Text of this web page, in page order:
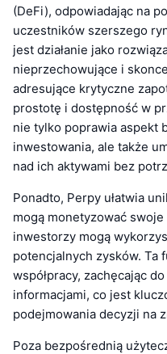
(DeFi), odpowiadając na
uczestników szerszego
jest działanie jako
nieprzechowujące i
adresujące krytyczne
prostotę i dostępność w
nie tylko poprawia aspekt
inwestowania, ale także
nad ich aktywami bez
Ponadto, Perpy ułatwia
mogą monetyzować
inwestorzy mogą
potencjalnych zysków. Ta
współpracy, zachęcając
informacjami, co jest
podejmowania decyzji na
Poza bezpośrednią